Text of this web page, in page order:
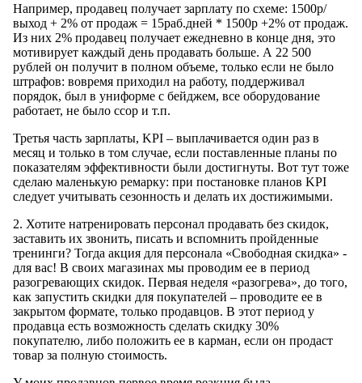
Например, продавец получает зарплату по схеме: 1500р/
выход + 2% от продаж = 15раб.дней * 1500р +2% от продаж.
Из них 2% продавец получает ежедневно в конце дня, это
мотивирует каждый день продавать больше. А 22 500
рублей он получит в полном объеме, только если не было
штрафов: вовремя приходил на работу, поддерживал
порядок, был в униформе с бейджем, все оборудование
работает, не было ссор и т.п.
Третья часть зарплаты, KPI – выплачивается один раз в
месяц и только в том случае, если поставленные планы по
показателям эффективности были достигнуты. Вот тут тоже
сделаю маленькую ремарку: при постановке планов KPI
следует учитывать сезонность и делать их достижимыми.
2. Хотите натренировать персонал продавать без скидок,
заставить их звонить, писать и вспомнить пройденные
тренинги? Тогда акция для персонала «Свободная скидка» -
для вас! В своих магазинах мы проводим ее в период
разогревающих скидок. Первая неделя «разогрева», до того,
как запустить скидки для покупателей – проводите ее в
закрытом формате, только продавцов. В этот период у
продавца есть возможность сделать скидку 30%
покупателю, либо положить ее в карман, если он продаст
товар за полную стоимость.